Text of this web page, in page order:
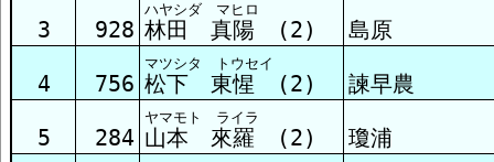
準決勝2組 結果
準決勝3組 結果
3 928
ハヤシダ マヒロ
林田 真陽 (2) 島原
4 756
マツシタ トウセイ
松下 東惺 (2) 諫早農
5 284
ヤマモト ライラ
山本 來羅 (2) 瓊浦